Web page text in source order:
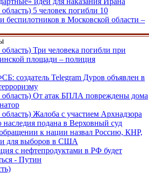
5 человек погибли 10
беспилотников в Московской области –
Три человека погибли при
площади – полиция
создатель Telegram Дуров объявлен в
От атак БПЛА повреждены дома
Жалоба с участием Архнадзора
наследия подана в Верховный суд
к нации назвал Россию, КНР,
для выборов в США
с нефтепродуктами в РФ будет
- Путин